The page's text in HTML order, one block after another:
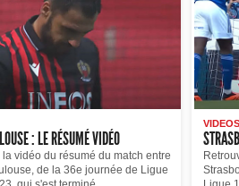
: LE RÉSUMÉ VIDÉO
la vidéo du résumé du match entre
de la 36e journée de Ligue